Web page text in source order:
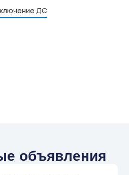
ДС
объявления